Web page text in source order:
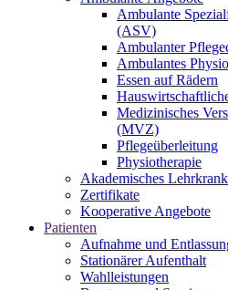
Ambulante
(ASV)
Ambulanter
Ambulantes
Essen auf Rädern
Medizinisches
(MVZ)
Pflegeüberleitung
Physiotherapie
Akademisches
Zertifikate
Kooperative Angebote
Patienten
Aufnahme und
Stationärer Aufenthalt
Wahlleistungen